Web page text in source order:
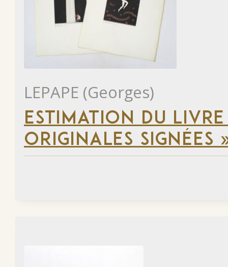
LEPAPE (Georges)
ESTIMATION DU
ORIGINALES SIGNÉES